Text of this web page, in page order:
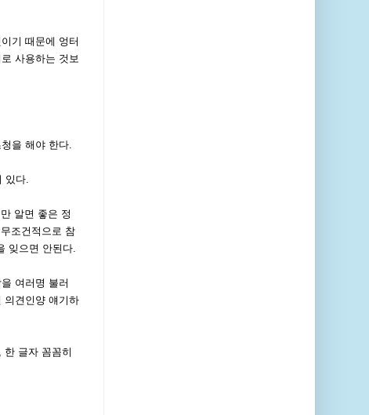
기 때문에 엉터
사용하는 것보
을 해야 한다.
있다.
알면 좋은 정
조건적으로 참
잊으면 안된다.
여러명 불러
의견인양 얘기하
한 글자 꼼꼼히